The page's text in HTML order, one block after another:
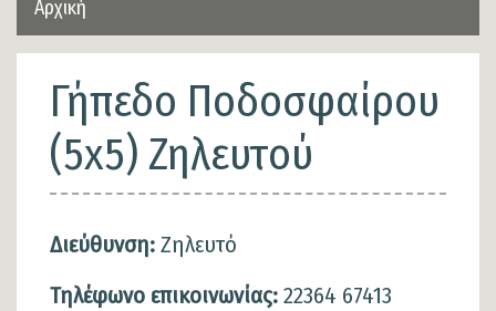
Αρχική
Γήπεδο Ποδοσφαίρου
(5x5) Ζηλευτού
Διεύθυνση: Ζηλευτό
Τηλέφωνο επικοινωνίας: 22364 67413